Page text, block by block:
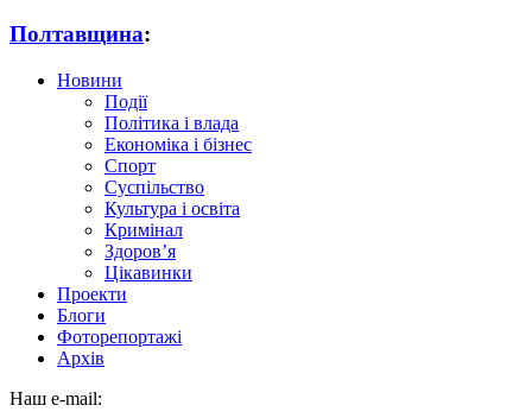
Полтавщина:
Новини
Події
Політика і влада
Економіка і бізнес
Спорт
Суспільство
Культура і освіта
Кримінал
Здоров’я
Цікавинки
Проекти
Блоги
Фоторепортажі
Архів
Наш e-mail: